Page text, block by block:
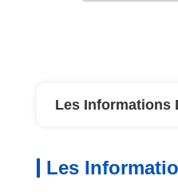
Les Informations
Les